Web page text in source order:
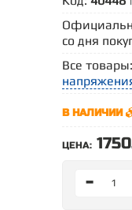
со дня
Все товары:
В НАЛИЧИИ
ЦЕНА:
-